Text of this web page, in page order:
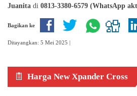
Juanita di 0813-3380-6579 (WhatsApp
Bagikan ke
Ditayangkan: 5 Mei 2025 |
Harga New Xpander Cross